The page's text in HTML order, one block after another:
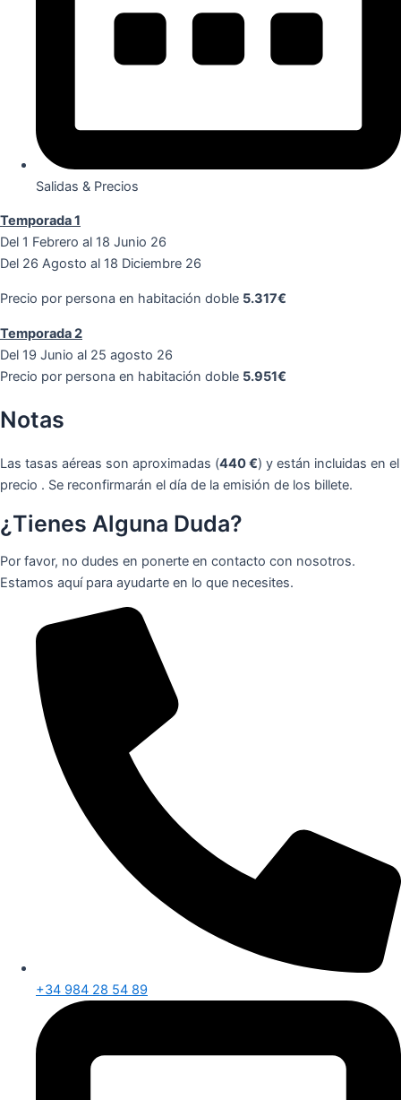
Salidas & Precios
Temporada 1
Del 1 Febrero al 18 Junio 26
Del 26 Agosto al 18 Diciembre 26
Precio por persona en habitación doble 5.317€
Temporada 2
Del 19 Junio al 25 agosto 26
Precio por persona en habitación doble 5.951€
Notas
Las tasas aéreas son aproximadas (440 €) y están incluidas en el
precio . Se reconfirmarán el día de la emisión de los billete.
¿Tienes Alguna Duda?
Por favor, no dudes en ponerte en contacto con nosotros.
Estamos aquí para ayudarte en lo que necesites.
+34 984 28 54 89